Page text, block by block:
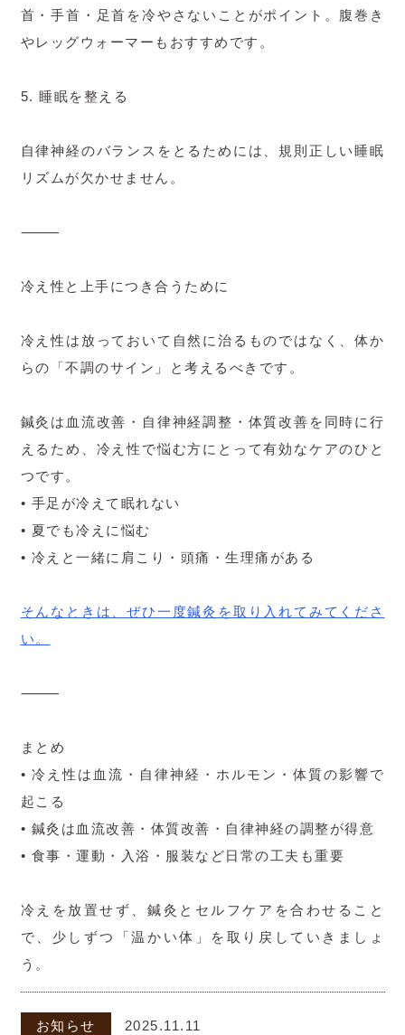
首・手首・足首を冷やさないことがポイント。腹巻き
やレッグウォーマーもおすすめです。
5. 睡眠を整える
自律神経のバランスをとるためには、規則正しい睡眠
リズムが欠かせません。
⸻
冷え性と上手につき合うために
冷え性は放っておいて自然に治るものではなく、体か
らの「不調のサイン」と考えるべきです。
鍼灸は血流改善・自律神経調整・体質改善を同時に行
えるため、冷え性で悩む方にとって有効なケアのひと
つです。
• 手足が冷えて眠れない
• 夏でも冷えに悩む
• 冷えと一緒に肩こり・頭痛・生理痛がある
そんなときは、ぜひ一度鍼灸を取り入れてみてくださ
い。
⸻
まとめ
• 冷え性は血流・自律神経・ホルモン・体質の影響で
起こる
• 鍼灸は血流改善・体質改善・自律神経の調整が得意
• 食事・運動・入浴・服装など日常の工夫も重要
冷えを放置せず、鍼灸とセルフケアを合わせること
で、少しずつ「温かい体」を取り戻していきましょ
う。
お知らせ 2025.11.11